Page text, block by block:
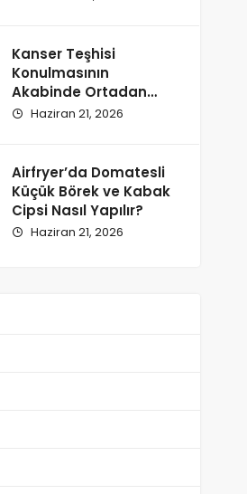
Kanser Teşhisi
Konulmasının
Akabinde Ortadan
Kaybolan Kate
Doğurdu
Haziran 21, 2026
Airfryer’da Domatesli
Küçük Börek ve Kabak
Cipsi Nasıl Yapılır?
Haziran 21, 2026